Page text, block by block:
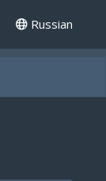
Russian